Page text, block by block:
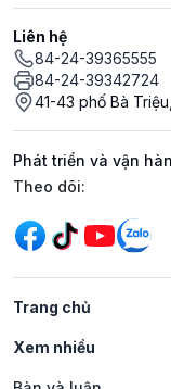
Liên hệ
84-24-39365555
84-24-39342724
41-43 phố Bà
Phát triển và vận
Mạng xã hội
Theo dõi:
Trang chủ
Xem nhiều